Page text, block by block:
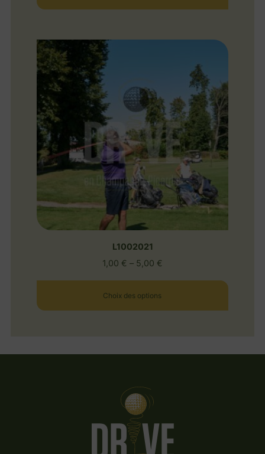
L1002021
1,00 € – 5,00 €
Choix des options